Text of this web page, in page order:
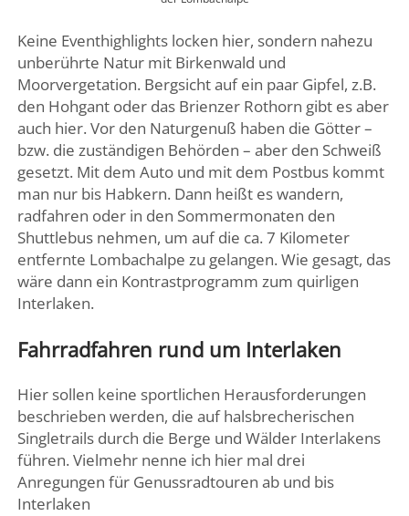
Keine Eventhighlights locken hier, sondern nahezu
unberührte Natur mit Birkenwald und
Moorvergetation. Bergsicht auf ein paar Gipfel, z.B.
den Hohgant oder das Brienzer Rothorn gibt es aber
auch hier. Vor den Naturgenuß haben die Götter –
bzw. die zuständigen Behörden – aber den Schweiß
gesetzt. Mit dem Auto und mit dem Postbus kommt
man nur bis Habkern. Dann heißt es wandern,
radfahren oder in den Sommermonaten den
Shuttlebus nehmen, um auf die ca. 7 Kilometer
entfernte Lombachalpe zu gelangen. Wie gesagt, das
wäre dann ein Kontrastprogramm zum quirligen
Interlaken.
Fahrradfahren rund um Interlaken
Hier sollen keine sportlichen Herausforderungen
beschrieben werden, die auf halsbrecherischen
Singletrails durch die Berge und Wälder Interlakens
führen. Vielmehr nenne ich hier mal drei
Anregungen für Genussradtouren ab und bis
Interlaken